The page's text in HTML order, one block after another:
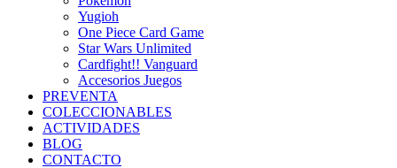
Yugioh
One Piece Card Game
Star Wars Unlimited
Cardfight!! Vanguard
Accesorios Juegos
PREVENTA
COLECCIONABLES
ACTIVIDADES
BLOG
CONTACTO